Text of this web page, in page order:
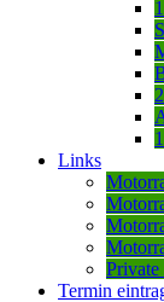
Links
Private
Termin